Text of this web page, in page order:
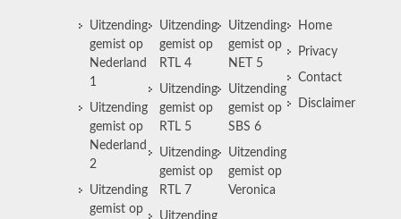
Uitzending
gemist op
Nederland
1
Uitzending
gemist op
Nederland
2
Uitzending
gemist op
Uitzending
gemist op
RTL 4
Uitzending
gemist op
RTL 5
Uitzending
gemist op
RTL 7
Uitzending
gemist op
NET 5
Uitzending
gemist op
SBS 6
Uitzending
gemist op
Veronica
Home
Privacy
Contact
Disclaimer